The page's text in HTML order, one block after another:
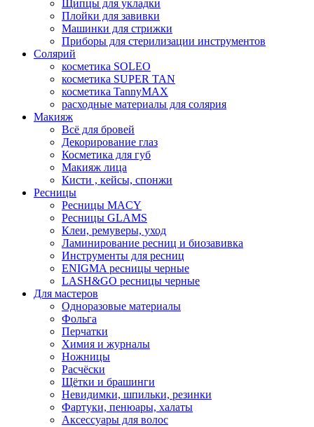
Щипцы для укладки
Плойки для завивки
Машинки для стрижки
Приборы для стерилизации инструментов
Солярий
косметика SOLEO
косметика SUPER TAN
косметика TannyMAX
расходные материалы для солярия
Макияж
Всё для бровей
Декорирование глаз
Косметика для губ
Макияж лица
Кисти , кейсы, спонжи
Ресницы
Ресницы MACY
Ресницы GLAMS
Клеи, ремуверы, уход
Ламинирование ресниц и биозавивка
Инструменты для ресниц
ENIGMA ресницы черные
LASH&GO ресницы черные
Для мастеров
Одноразовые материалы
Фольга
Перчатки
Химия и журналы
Ножницы
Расчёски
Щётки и брашинги
Невидимки, шпильки, резинки
Фартуки, пенюары, халаты
Аксессуары для волос